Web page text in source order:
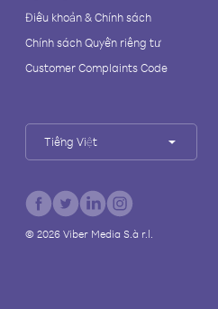
Điều khoản & Chính sách
Chính sách Quyền riêng tư
Customer Complaints Code
Tiếng Việt
© 2026Viber Media S.à r.l.